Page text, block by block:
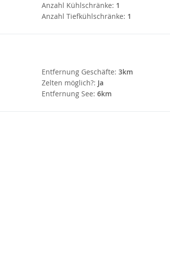
Anzahl Kühlschränke: 1
Anzahl Tiefkühlschränke: 1
Entfernung Geschäfte: 3km
Zelten möglich?: Ja
Entfernung See: 6km